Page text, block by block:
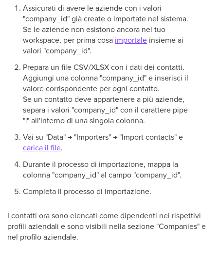
Assicurati di avere le aziende con i valori
"company_id" già create o importate nel sistema.
Se le aziende non esistono ancora nel tuo
workspace, per prima cosa importale insieme ai
valori "company_id".
Prepara un file CSV/XLSX con i dati dei contatti.
Aggiungi una colonna "company_id" e inserisci il
valore corrispondente per ogni contatto.
Se un contatto deve appartenere a più aziende,
separa i valori "company_id" con il carattere pipe
"|" all'interno di una singola colonna.
Vai su "Data" → "Importers" → "Import contacts" e
carica il file.
Durante il processo di importazione, mappa la
colonna "company_id" al campo "company_id".
Completa il processo di importazione.
I contatti ora sono elencati come dipendenti nei rispettivi
profili aziendali e sono visibili nella sezione "Companies" e
nel profilo aziendale.